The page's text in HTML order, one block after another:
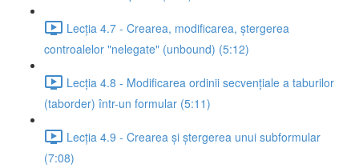
Lecția 4.7 - Crearea, modificarea, ștergerea
controalelor "nelegate" (unbound) (5:12)
Lecția 4.8 - Modificarea ordinii secvențiale a taburilor
(taborder) într-un formular (5:11)
Lecția 4.9 - Crearea și ștergerea unui subformular
(7:08)